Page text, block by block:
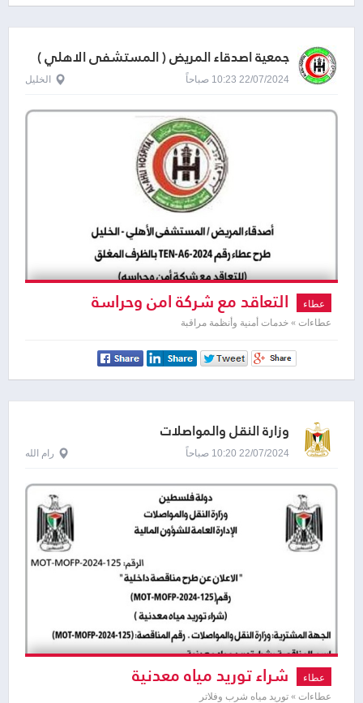
جمعية اصدقاء المريض ( المستشفى الاهلي )
22/07/2024 10:23 صباحاً الخليل
عطاء التعاقد مع شركة امن وحراسة
عطاءات » خدمات أمنية وأنظمة مراقبة
وزارة النقل والمواصلات
22/07/2024 10:20 صباحاً رام الله
عطاء شراء توريد مياه معدنية
عطاءات » توريد مياه شرب وفلاتر